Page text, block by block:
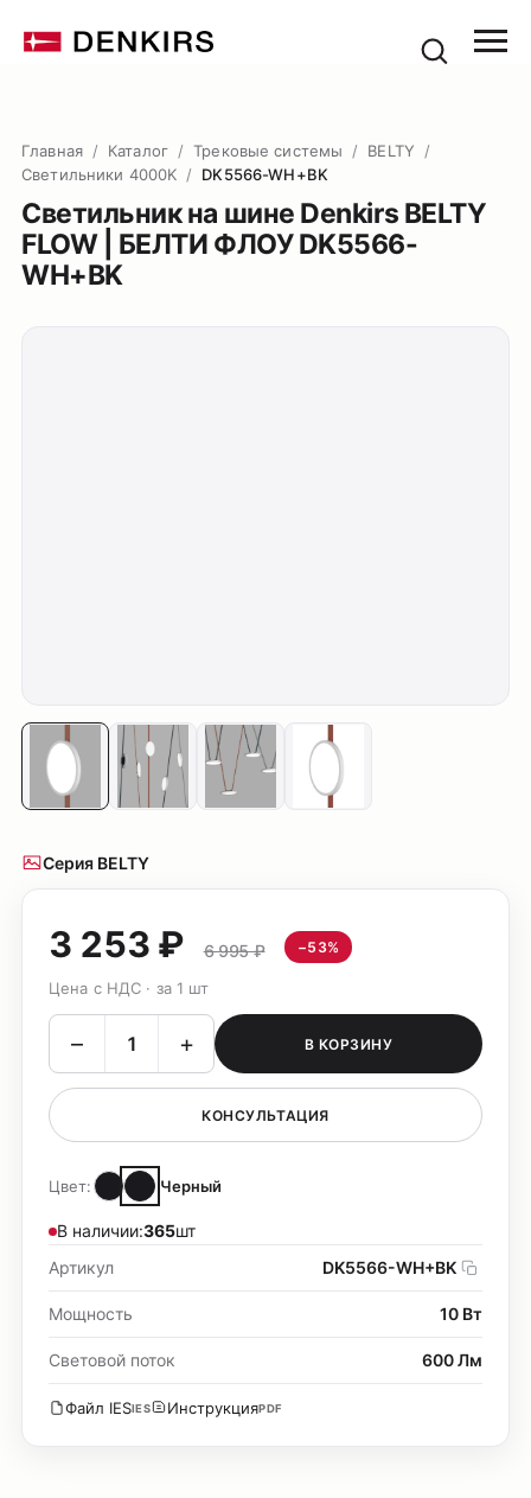
Главная / Каталог / Трековые системы / BELTY
/
Светильники 4000K / DK5566-WH+BK
Светильник на шине Denkirs BELTY
FLOW | БЕЛТИ ФЛОУ DK5566-
WH+BK
Серия BELTY
3 253 ₽ 6 995 ₽ −53%
Цена с НДС · за 1 шт
– + В КОРЗИНУ
КОНСУЛЬТАЦИЯ
Цвет: Черный
В наличии:365шт
Артикул
DK5566-WH+BK
Мощность 10 Вт
Световой поток 600 Лм
Файл IESIES ИнструкцияPDF